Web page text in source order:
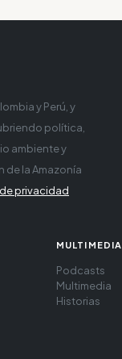
y Perú, y
política,
ambiente y
de la Amazonía
privacidad
MULTIMEDIA
Podcasts
Multimedia
Historias